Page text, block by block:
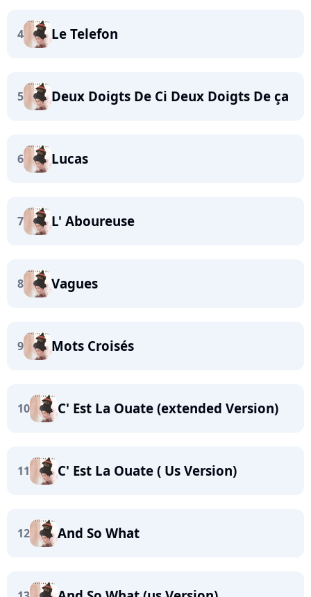
4 Le Telefon
5 Deux Doigts De Ci Deux Doigts De ça
6 Lucas
7 L' Aboureuse
8 Vagues
9 Mots Croisés
10 C' Est La Ouate (extended Version)
11 C' Est La Ouate ( Us Version)
12 And So What